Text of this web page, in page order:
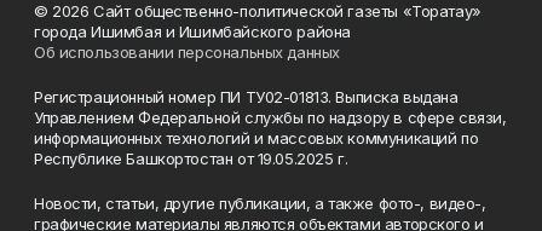
© 2026 Сайт общественно-политической газеты «Торатау»
города Ишимбая и Ишимбайского района
Об использовании персональных данных
Регистрационный номер ПИ ТУ02-01813. Выписка выдана
Управлением Федеральной службы по надзору в сфере связи,
информационных технологий и массовых коммуникаций по
Республике Башкортостан от 19.05.2025 г.
Новости, статьи, другие публикации, а также фото-, видео-,
графические материалы являются объектами авторского и